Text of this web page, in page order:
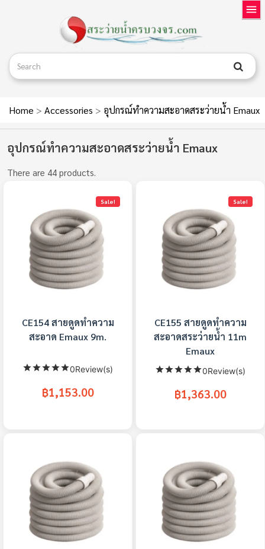
Home > Accessories > อุปกรณ์ทำความสะอาดสระว่ายน้ำ Emaux
อุปกรณ์ทำความสะอาดสระว่ายน้ำ Emaux
There are 44 products.
Sale!
CE154 สายดูดทำความ
สะอาด Emaux 9m.
0Review(s)
฿1,153.00
Sale!
CE155 สายดูดทำความ
สะอาดสระว่ายน้ำ 11m
Emaux
0Review(s)
฿1,363.00